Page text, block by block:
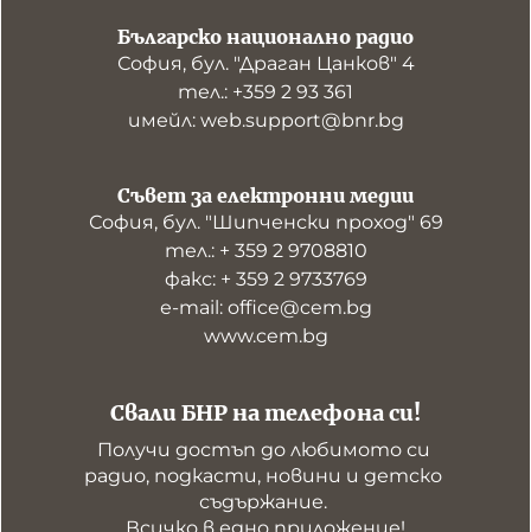
Българско национално радио
София, бул. "Драган Цанков" 4
тел.: +359 2 93 361
имейл: web.support@bnr.bg
Свали БНР на телефона си!
Получи достъп до любимото си
радио, подкасти, новини и детско
съдържание.
Съвет за електронни медии
София, бул. "Шипченски проход" 69
тел.: + 359 2 9708810
факс: + 359 2 9733769
е-mail: office@cem.bg
www.cem.bg